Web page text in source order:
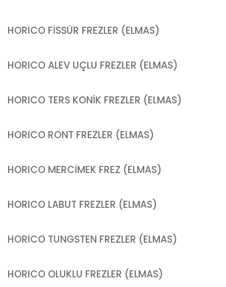
HORICO FİSSÜR FREZLER (ELMAS)
HORICO ALEV UÇLU FREZLER (ELMAS)
HORICO TERS KONİK FREZLER (ELMAS)
HORICO RONT FREZLER (ELMAS)
HORICO MERCİMEK FREZ (ELMAS)
HORICO LABUT FREZLER (ELMAS)
HORICO TUNGSTEN FREZLER (ELMAS)
HORICO OLUKLU FREZLER (ELMAS)